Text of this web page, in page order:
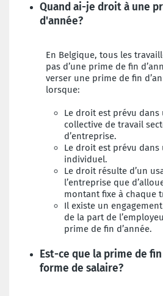
Quand ai-je droit à une
d'année?
En Belgique, tous les
pas d’une prime de fin
verser une prime de fin
lorsque:
Le droit est prévu
collective de travail
d’entreprise.
Le droit est prévu
individuel.
Le droit résulte d’un
l’entreprise que
montant fixe à chaque
Il existe un
de la part de
prime de fin d’année.
Est-ce que la prime de
forme de salaire?